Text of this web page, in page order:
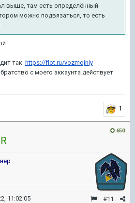
выше, там есть определённый
можно подвязаться, то есть
так https://flot.ru/vozmojniy
с моего аккаунта действует
1
650
#11
11:02:05